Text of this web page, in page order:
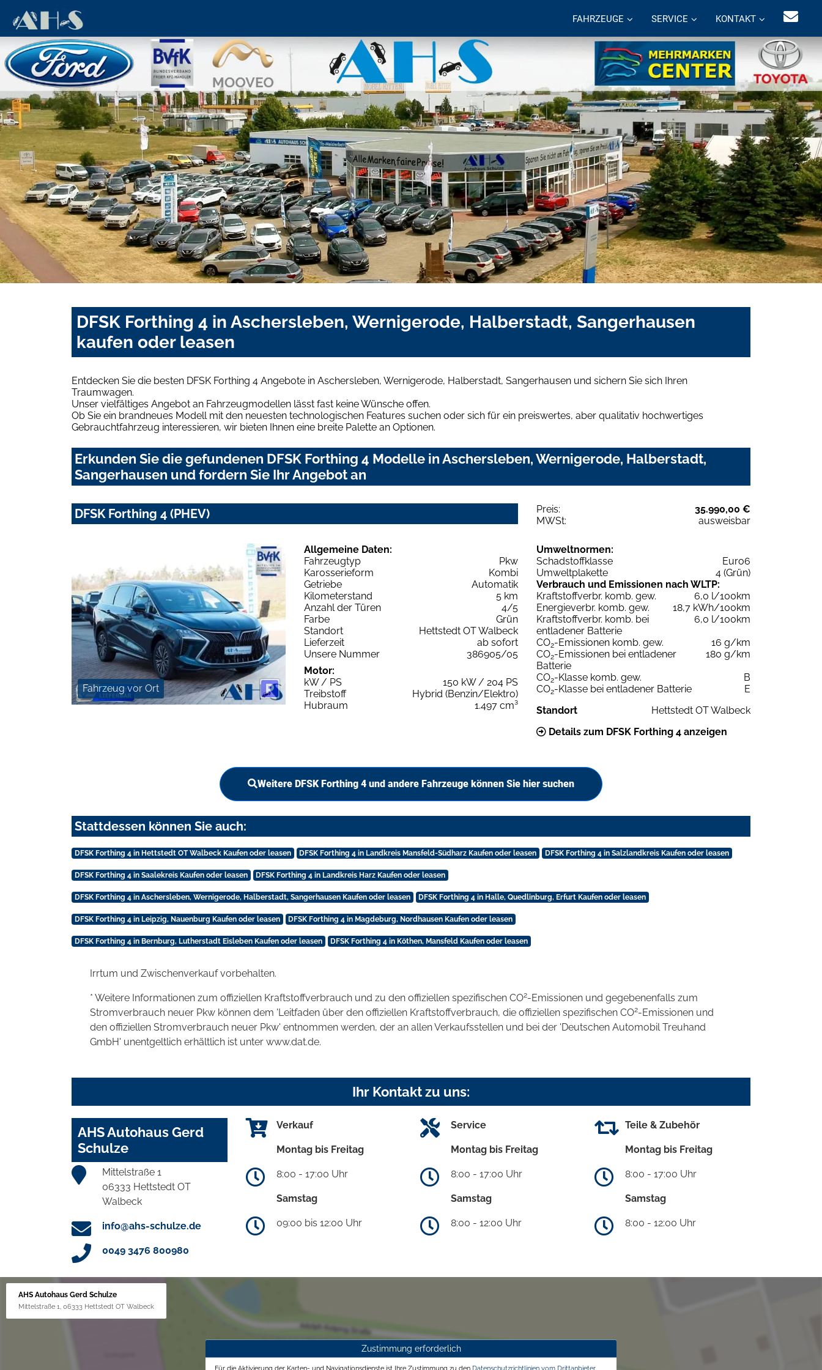
FAHRZEUGE SERVICE KONTAKT
DFSK Forthing 4 in Aschersleben, Wernigerode, Halberstadt, Sangerhausen
kaufen oder leasen
Entdecken Sie die besten DFSK Forthing 4 Angebote in Aschersleben, Wernigerode, Halberstadt, Sangerhausen und sichern Sie sich Ihren
Traumwagen.
Unser vielfältiges Angebot an Fahrzeugmodellen lässt fast keine Wünsche offen.
Ob Sie ein brandneues Modell mit den neuesten technologischen Features suchen oder sich für ein preiswertes, aber qualitativ hochwertiges
Gebrauchtfahrzeug interessieren, wir bieten Ihnen eine breite Palette an Optionen.
Erkunden Sie die gefundenen DFSK Forthing 4 Modelle in Aschersleben, Wernigerode, Halberstadt,
Sangerhausen und fordern Sie Ihr Angebot an
DFSK Forthing 4 (PHEV) Preis:
35.990,00 €
MWSt:
ausweisbar
Fahrzeug vor Ort
Allgemeine Daten:
Fahrzeugtyp
Pkw
Karosserieform
Kombi
Getriebe
Automatik
Kilometerstand
5 km
Anzahl der Türen
4/5
Farbe
Grün
Standort
Hettstedt OT Walbeck
Lieferzeit
ab sofort
Unsere Nummer
386905/05
Motor:
kW / PS
150 kW / 204 PS
Treibstoff
Hybrid (Benzin/Elektro)
Hubraum
1.497 cm³
Umweltnormen:
Schadstoffklasse
Euro6
Umweltplakette
4 (Grün)
Verbrauch und Emissionen nach WLTP:
Kraftstoffverbr. komb. gew.
6,0 l/100km
Energieverbr. komb. gew.
18,7 kWh/100km
Kraftstoffverbr. komb. bei
entladener Batterie
6,0 l/100km
CO2-Emissionen komb. gew.
16 g/km
CO2-Emissionen bei entladener
Batterie
180 g/km
CO2-Klasse komb. gew.
B
CO2-Klasse bei entladener Batterie
E
Standort
Hettstedt OT Walbeck
Details zum DFSK Forthing 4 anzeigen
Weitere DFSK Forthing 4 und andere Fahrzeuge können Sie hier suchen
Stattdessen können Sie auch:
DFSK Forthing 4 in Hettstedt OT Walbeck Kaufen oder leasen DFSK Forthing 4 in Landkreis Mansfeld-Südharz Kaufen oder leasen DFSK Forthing 4 in Salzlandkreis Kaufen oder leasen
DFSK Forthing 4 in Saalekreis Kaufen oder leasen DFSK Forthing 4 in Landkreis Harz Kaufen oder leasen
DFSK Forthing 4 in Aschersleben, Wernigerode, Halberstadt, Sangerhausen Kaufen oder leasen DFSK Forthing 4 in Halle, Quedlinburg, Erfurt Kaufen oder leasen
DFSK Forthing 4 in Leipzig, Nauenburg Kaufen oder leasen DFSK Forthing 4 in Magdeburg, Nordhausen Kaufen oder leasen
DFSK Forthing 4 in Bernburg, Lutherstadt Eisleben Kaufen oder leasen DFSK Forthing 4 in Köthen, Mansfeld Kaufen oder leasen
Irrtum und Zwischenverkauf vorbehalten.
* Weitere Informationen zum offiziellen Kraftstoffverbrauch und zu den offiziellen spezifischen CO2-Emissionen und gegebenenfalls zum
Stromverbrauch neuer Pkw können dem 'Leitfaden über den offiziellen Kraftstoffverbrauch, die offiziellen spezifischen CO2-Emissionen und
den offiziellen Stromverbrauch neuer Pkw' entnommen werden, der an allen Verkaufsstellen und bei der 'Deutschen Automobil Treuhand
GmbH' unentgeltlich erhältlich ist unter www.dat.de.
Ihr Kontakt zu uns:
AHS Autohaus Gerd
Schulze
Mittelstraße 1
06333 Hettstedt OT
Walbeck
info@ahs-schulze.de
0049 3476 800980
Verkauf
Montag bis Freitag
8:00 - 17:00 Uhr
Samstag
09:00 bis 12:00 Uhr
Service
Montag bis Freitag
8:00 - 17:00 Uhr
Samstag
8:00 - 12:00 Uhr
Teile & Zubehör
Montag bis Freitag
8:00 - 17:00 Uhr
Samstag
8:00 - 12:00 Uhr
AHS Autohaus Gerd Schulze
Mittelstraße 1, 06333 Hettstedt OT Walbeck
Zustimmung erforderlich
Für die Aktivierung der Karten- und Navigationsdienste ist Ihre Zustimmung zu den Datenschutzrichtlinien vom Drittanbieter